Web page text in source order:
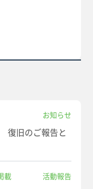
お知らせ
復旧のご報告と
載 活動報告